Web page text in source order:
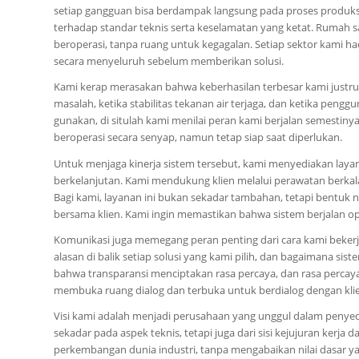
setiap gangguan bisa berdampak langsung pada proses
terhadap standar teknis serta keselamatan yang ketat.
beroperasi, tanpa ruang untuk kegagalan. Setiap sektor kami
secara menyeluruh sebelum memberikan solusi.
Kami kerap merasakan bahwa keberhasilan terbesar kami
masalah, ketika stabilitas tekanan air terjaga, dan ketika
gunakan, di situlah kami menilai peran kami berjalan
beroperasi secara senyap, namun tetap siap saat diperlukan.
Untuk menjaga kinerja sistem tersebut, kami menyediakan
berkelanjutan. Kami mendukung klien melalui perawatan
Bagi kami, layanan ini bukan sekadar tambahan, tetapi
bersama klien. Kami ingin memastikan bahwa sistem berjalan
Komunikasi juga memegang peran penting dari cara kami
alasan di balik setiap solusi yang kami pilih, dan bagaimana
bahwa transparansi menciptakan rasa percaya, dan rasa
membuka ruang dialog dan terbuka untuk berdialog dengan
Visi kami adalah menjadi perusahaan yang unggul dalam
sekadar pada aspek teknis, tetapi juga dari sisi kejujuran kerja
perkembangan dunia industri, tanpa mengabaikan nilai dasar